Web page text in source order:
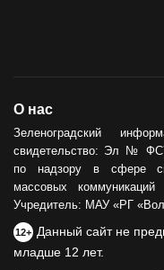
О нас
Зеленоградский
свидетельство: Эл №
по надзору в сфере
массовых
Учредитель: МАУ «РГ
12+ Данный сайт не
младше 12 лет.